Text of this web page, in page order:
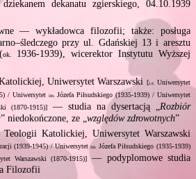
dekanatu zgierskiego, 04.10.1939
— wykładowca filozofii; także: posługa
przy ul. Gdańskiej 13 i aresztu
ok.
1936‐1939), wicerektor Instytutu Wyższej
Uniwersytet Warszawski [i.e.
Uniwersytet
/ Uniwersytet im.
Józefa Piłsudskiego (1935‐1939) / Uniwersytet
(1870‐1915)]— studia na dysertacją „ Rozbiór
” niedokończone, ze „ względów zdrowotnych”
Katolickiej, Uniwersytet Warszawski
(1939‐1945) / Uniwersytetim.
Józefa Piłsudskiego (1935‐1939)
Warszawski (1870‐1915)]
— podyplomowe studia
Filozofii